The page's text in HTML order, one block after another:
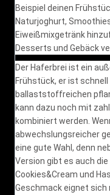
Beispiel deinen
Naturjoghurt,
Eiweißmixgetränk
Desserts und Gebäck
Der Haferbrei ist ein
Frühstück, er ist
ballaststoffreichen
kann dazu noch mit
kombiniert werden.
abwechslungsreicher
eine gute Wahl, denn
Version gibt es auch
Cookies&Cream und
Geschmack eignet